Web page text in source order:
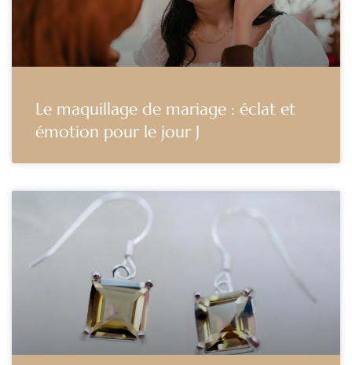
Le maquillage de mariage : éclat et
émotion pour le jour J